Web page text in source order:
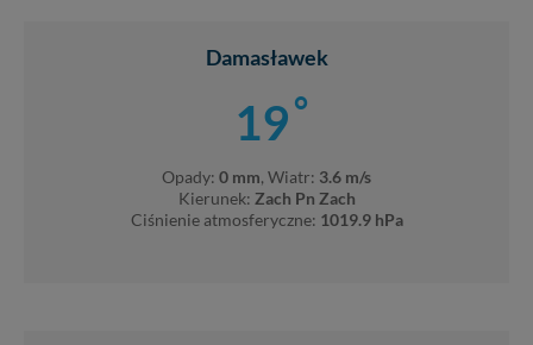
Damasławek
19°
Opady: 0 mm, Wiatr: 3.6 m/s
Kierunek: Zach Pn Zach
Ciśnienie atmosferyczne: 1019.9 hPa